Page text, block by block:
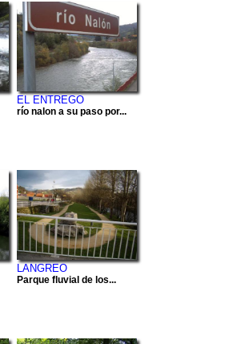
EL ENTREGO
río nalon a su paso por...
LANGREO
Parque fluvial de los...